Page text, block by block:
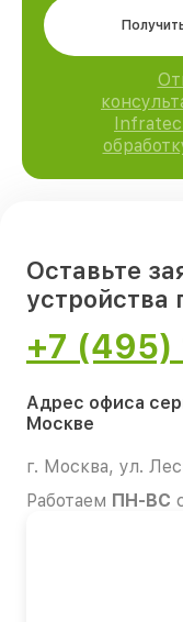
Оставьте
устройства
+7
Адрес офиса
Москве
г. Москва, ул.
Работаем ПН-ВС